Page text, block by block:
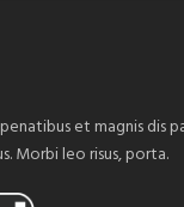
et magnis dis
Morbi leo risus, porta.